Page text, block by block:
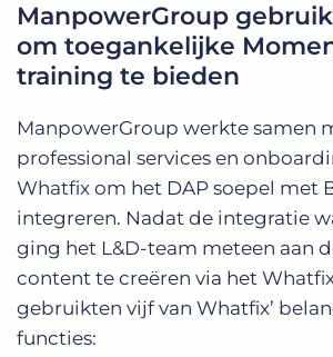
ManpowerGroup
om toegankelijke
training te bieden
ManpowerGroup werkte samen
professional services en
Whatfix om het DAP soepel met
integreren. Nadat de integratie
ging het L&D-team meteen aan
content te creëren via het
gebruikten vijf van Whatfix’
functies: